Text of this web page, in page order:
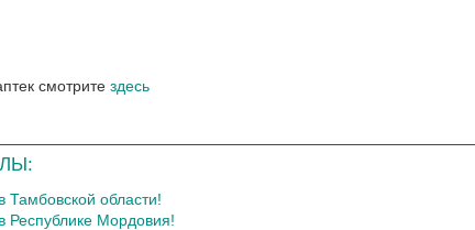
смотрите здесь
Тамбовской области!
Республике Мордовия!